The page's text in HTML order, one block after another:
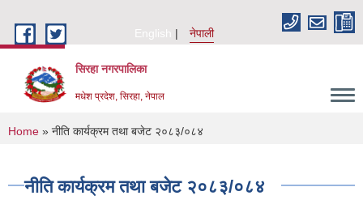
English
नेपाली
सिरहा नगरपालिका
मधेश प्रदेश, सिरहा, नेपाल
You are here
Home » नीति कार्यक्रम तथा बजेट २०८३/०८४
नीति कार्यक्रम तथा बजेट २०८३/०८४